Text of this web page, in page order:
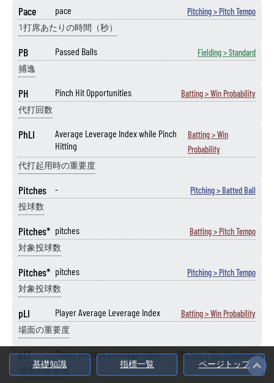
Pace pace Pitching > Pitch Tempo
1打席あたりの時間（秒）
PB Passed Balls Fielding > Standard
捕逸
PH Pinch Hit Opportunities Batting > Win Probability
代打回数
PhLI
Average Leverage Index while Pinch
Hitting
Batting > Win
Probability
代打起用時の重要度
Pitches - Pitching > Batted Ball
投球数
Pitches* pitches Batting > Pitch Tempo
対象投球数
Pitches* pitches Pitching > Pitch Tempo
対象投球数
pLI Player Average Leverage Index Batting > Win Probability
場面の重要度
pLI Player Average Leverage Index Pitching > Win Probability
場面の重要度
基礎知識 指標一覧 ページトップ